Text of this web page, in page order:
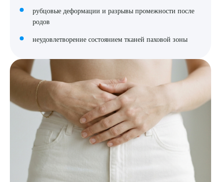
рубцовые деформации и разрывы промежности после
родов
неудовлетворение состоянием тканей паховой зоны
ОТПРАВИТЬ
Я даю согласие на обработку персональных данных
Выберите сопутствующую услугу
ПОДТВЕРДИТЬ